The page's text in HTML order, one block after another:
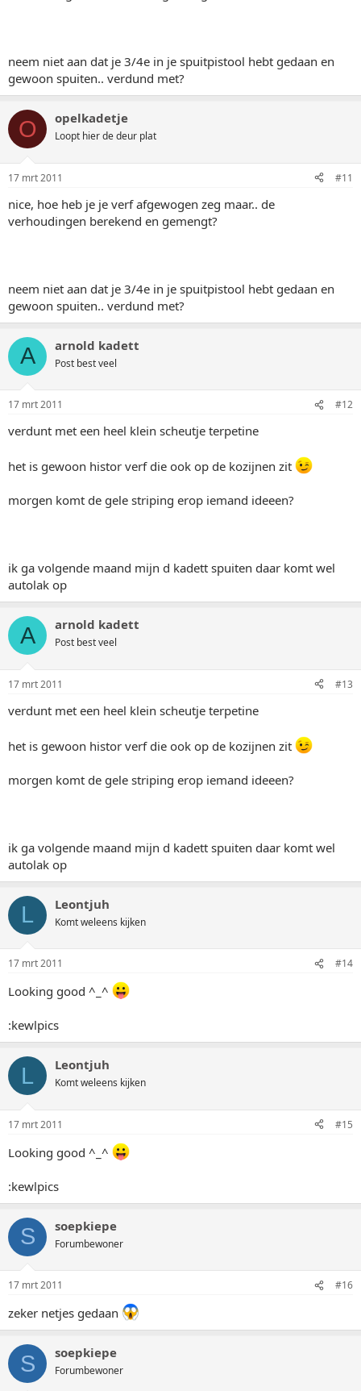
neem niet aan dat je 3/4e in je spuitpistool hebt gedaan en
gewoon spuiten.. verdund met?
O opelkadetje
Loopt hier de deur plat
17 mrt 2011 #11
nice, hoe heb je je verf afgewogen zeg maar.. de
verhoudingen berekend en gemengt?
neem niet aan dat je 3/4e in je spuitpistool hebt gedaan en
gewoon spuiten.. verdund met?
A arnold kadett
Post best veel
17 mrt 2011 #12
verdunt met een heel klein scheutje terpetine
het is gewoon histor verf die ook op de kozijnen zit
morgen komt de gele striping erop iemand ideeen?
ik ga volgende maand mijn d kadett spuiten daar komt wel
autolak op
A arnold kadett
Post best veel
17 mrt 2011 #13
verdunt met een heel klein scheutje terpetine
het is gewoon histor verf die ook op de kozijnen zit
morgen komt de gele striping erop iemand ideeen?
ik ga volgende maand mijn d kadett spuiten daar komt wel
autolak op
L Leontjuh
Komt weleens kijken
17 mrt 2011 #14
Looking good ^_^
:kewlpics
L Leontjuh
Komt weleens kijken
17 mrt 2011 #15
Looking good ^_^
:kewlpics
S soepkiepe
Forumbewoner
17 mrt 2011 #16
zeker netjes gedaan
S soepkiepe
Forumbewoner